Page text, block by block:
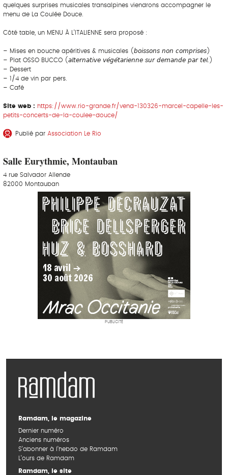
quelques surprises musicales transalpines viendrons accompagner le
menu de La Coulée Douce.
Côté table, un MENU À L’ITALIENNE sera proposé :
– Mises en bouche apéritives & musicales (𝘣𝘰𝘪𝘴𝘴𝘰𝘯𝘴 𝘯𝘰𝘯 𝘤𝘰𝘮𝘱𝘳𝘪𝘴𝘦𝘴)
– Plat OSSO BUCCO (𝘢𝘭𝘵𝘦𝘳𝘯𝘢𝘵𝘪𝘷𝘦 𝘷𝘦́𝘨𝘦́𝘵𝘢𝘳𝘪𝘦𝘯𝘯𝘦 𝘴𝘶𝘳 𝘥𝘦𝘮𝘢𝘯𝘥𝘦 𝘱𝘢𝘳 𝘵𝘦𝘭.)
– Dessert
– 1/4 de vin par pers.
– Café
Site web : https://www.rio-grande.fr/vend-130326-marcel-capelle-les-
petits-concerts-de-la-coulee-douce/
Publié par Association Le Rio
Salle Eurythmie, Montauban
4 rue Salvador Allende
82000 Montauban
PUBLICITÉ
Ramdam, le magazine
Dernier numéro
Anciens numéros
S’abonner à l’hebdo de Ramdam
L’ours de Ramdam
Ramdam, le site